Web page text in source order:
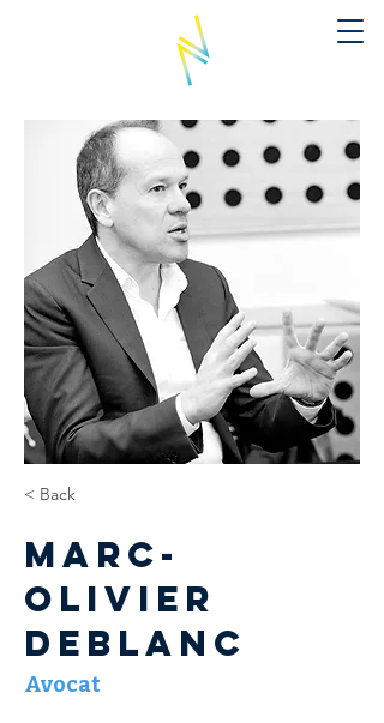
< Back
Marc-
Olivier
DEBLANC
Avocat